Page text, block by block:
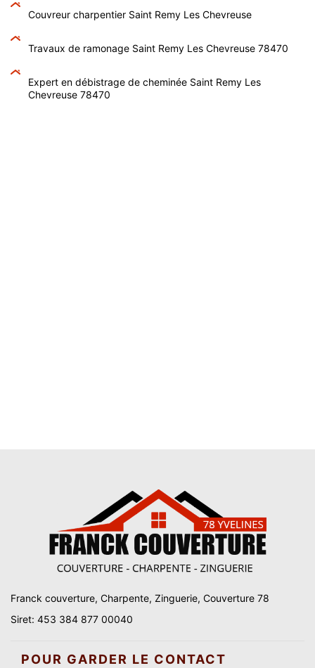
Couvreur charpentier Saint Remy Les Chevreuse
Travaux de ramonage Saint Remy Les Chevreuse 78470
Expert en débistrage de cheminée Saint Remy Les
Chevreuse 78470
Franck couverture, Charpente, Zinguerie, Couverture 78
Siret: 453 384 877 00040
POUR GARDER LE CONTACT